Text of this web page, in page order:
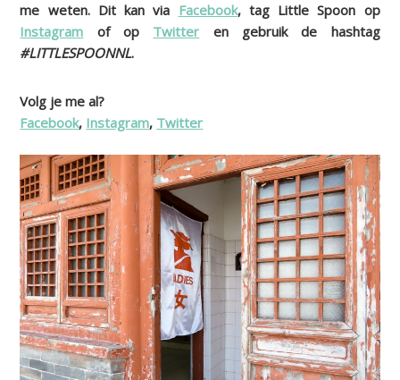
me weten. Dit kan via Facebook, tag Little Spoon op
Instagram of op Twitter en gebruik de hashtag
#LITTLESPOONNL.
Volg je me al?
Facebook, Instagram, Twitter